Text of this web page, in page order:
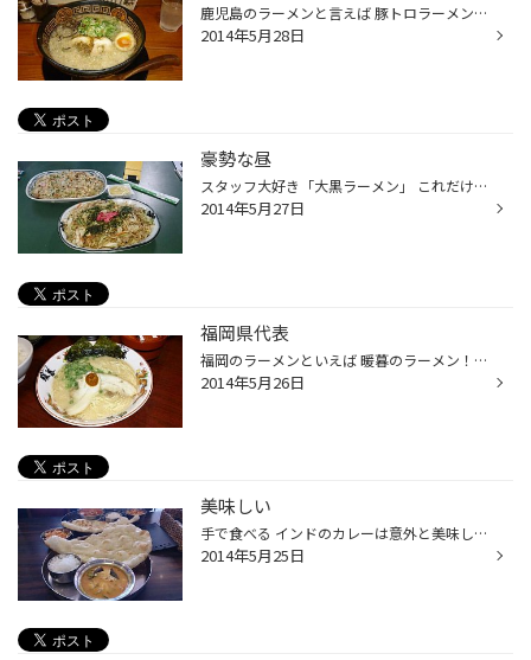
鹿児島のラーメンと言えば 豚トロラーメンですが！ 意外とおこばラーメンも旨しなんです！！！！ ぶち旨いけん行ってみんさい！！！！！！！！
2014年5月28日
豪勢な昼
スタッフ大好き「大黒ラーメン」 これだけの量を食べきる我らは。。。 凄い(笑)
2014年5月27日
福岡県代表
福岡のラーメンといえば 暖暮のラーメン！ 最近鹿児島の出店が増えてますね(笑)
2014年5月26日
美味しい
手で食べる インドのカレーは意外と美味しいですよね！ 最近はまってます！！！
2014年5月25日